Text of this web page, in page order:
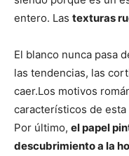
entero. Las texturas
El blanco nunca pasa
las tendencias, las
caer.Los motivos
característicos de
Por último, el papel
descubrimiento a la